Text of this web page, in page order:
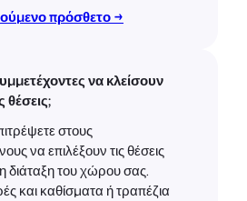
πρόσθετο →
να κλείσουν
θέσεις;
στους
να επιλέξουν τις θέσεις
διάταξη του χώρου σας.
και καθίσματα ή τραπέζια